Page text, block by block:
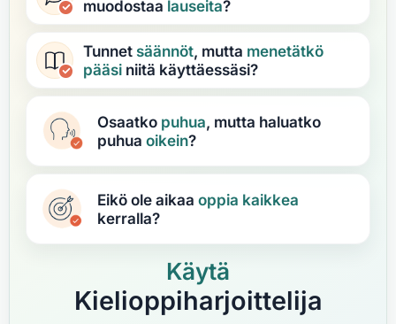
muodostaa lauseita?
Tunnet säännöt, mutta menetätkö
pääsi niitä käyttäessäsi?
Osaatko puhua, mutta haluatko
puhua oikein?
Eikö ole aikaa oppia kaikkea
kerralla?
Käytä
Kielioppiharjoittelija